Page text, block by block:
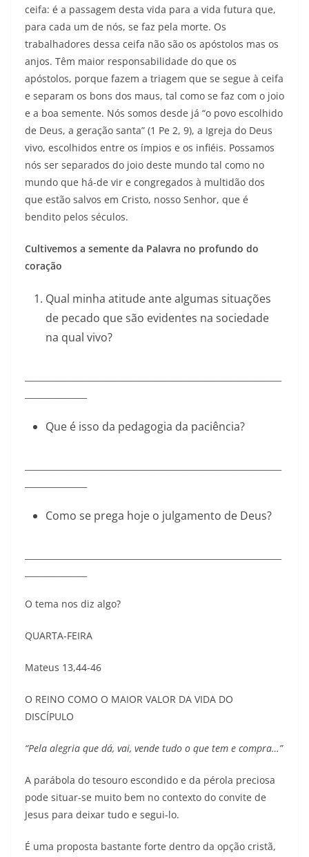
ceifa: é a passagem desta vida para a vida futura que,
para cada um de nós, se faz pela morte. Os
trabalhadores dessa ceifa não são os apóstolos mas os
anjos. Têm maior responsabilidade do que os
apóstolos, porque fazem a triagem que se segue à ceifa
e separam os bons dos maus, tal como se faz com o joio
e a boa semente. Nós somos desde já “o povo escolhido
de Deus, a geração santa” (1 Pe 2, 9), a Igreja do Deus
vivo, escolhidos entre os ímpios e os infiéis. Possamos
nós ser separados do joio deste mundo tal como no
mundo que há-de vir e congregados à multidão dos
que estão salvos em Cristo, nosso Senhor, que é
bendito pelos séculos.
Cultivemos a semente da Palavra no profundo do
coração
Qual minha atitude ante algumas situações
de pecado que são evidentes na sociedade
na qual vivo?
Que é isso da pedagogia da paciência?
Como se prega hoje o julgamento de Deus?
O tema nos diz algo?
QUARTA-FEIRA
Mateus 13,44-46
O REINO COMO O MAIOR VALOR DA VIDA DO
DISCÍPULO
“Pela alegria que dá, vai, vende tudo o que tem e compra…”
A parábola do tesouro escondido e da pérola preciosa
pode situar-se muito bem no contexto do convite de
Jesus para deixar tudo e segui-lo.
É uma proposta bastante forte dentro da opção cristã,